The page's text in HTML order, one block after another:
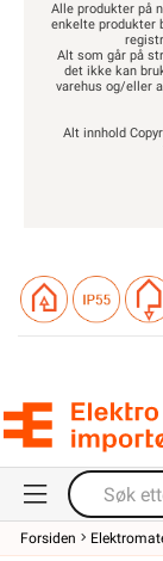
Alle produkter på
enkelte produkter
Alt som går på
det ikke kan
varehus og/eller
Alt innhold
Forsiden